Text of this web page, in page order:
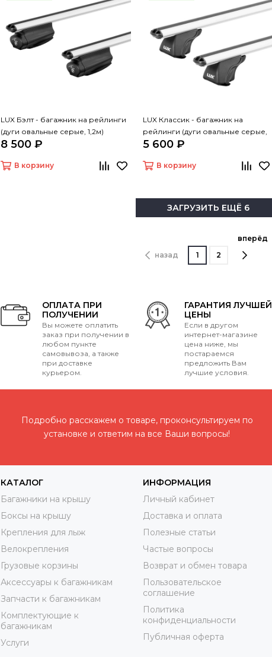
LUX Бэлт - багажник на рейлинги
(дуги овальные серые, 1,2м)
8 500 ₽
В корзину
LUX Классик - багажник на
рейлинги (дуги овальные серые,
1,2м)
5 600 ₽
В корзину
ЗАГРУЗИТЬ ЕЩЁ 6
назад 1 2
вперёд
ОПЛАТА ПРИ
ПОЛУЧЕНИИ
Вы можете оплатить
заказ при получении в
любом пункте
самовывоза, а также
при доставке
курьером.
ГАРАНТИЯ ЛУЧШЕЙ
ЦЕНЫ
Если в другом
интернет-магазине
цена ниже, мы
постараемся
предложить Вам
лучшие условия.
Подробно расскажем о товаре, проконсультируем по
установке и ответим на все Ваши вопросы!
КАТАЛОГ
Багажники на крышу
Боксы на крышу
Крепления для лыж
Велокрепления
Грузовые корзины
Аксессуары к багажникам
Запчасти к багажникам
Комплектующие к
багажникам
Услуги
ИНФОРМАЦИЯ
Личный кабинет
Доставка и оплата
Полезные статьи
Частые вопросы
Возврат и обмен товара
Пользовательское
соглашение
Политика
конфиденциальности
Публичная оферта